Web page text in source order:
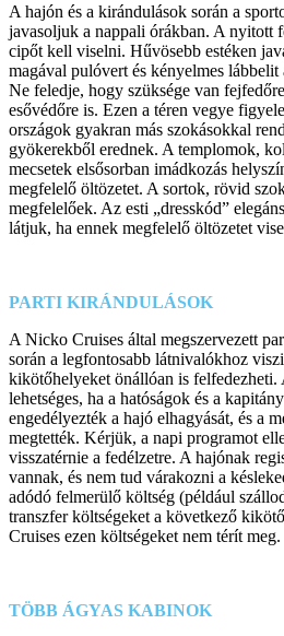
A hajón és a kirándulások során a
javasoljuk a nappali órákban. A nyitott
cipőt kell viselni. Hűvösebb estéken
magával pulóvert és kényelmes
Ne feledje, hogy szüksége van
esővédőre is. Ezen a téren vegye
országok gyakran más szokásokkal
gyökerekből erednek. A templomok,
mecsetek elsősorban imádkozás
megfelelő öltözetet. A sortok, rövid
megfelelőek. Az esti „dresskód”
látjuk, ha ennek megfelelő öltözetet
PARTI KIRÁNDULÁSOK
A Nicko Cruises által megszervezett
során a legfontosabb látnivalókhoz
kikötőhelyeket önállóan is felfedezheti.
lehetséges, ha a hatóságok és a
engedélyezték a hajó elhagyását, és a
megtették. Kérjük, a napi programot
visszatérnie a fedélzetre. A hajónak
vannak, és nem tud várakozni a
adódó felmerülő költség (például
transzfer költségeket a következő
Cruises ezen költségeket nem térít meg.
TÖBB ÁGYAS KABINOK